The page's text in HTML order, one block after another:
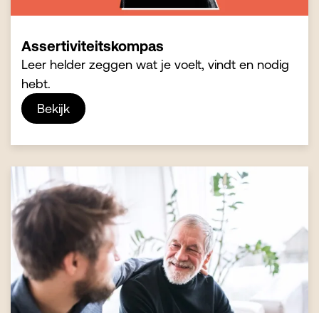
Assertiviteitskompas
Leer helder zeggen wat je voelt, vindt en nodig
hebt.
Bekijk